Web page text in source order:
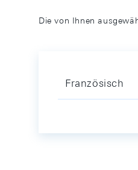
Die von Ihnen
Französisch